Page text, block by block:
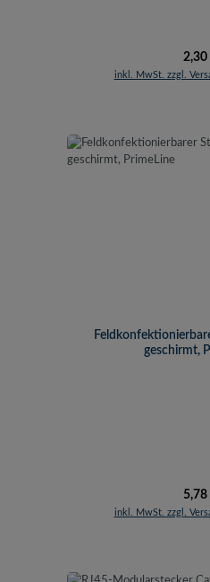
2,30
inkl. MwSt. zzgl.
geschirmt,
5,78
inkl. MwSt. zzgl.